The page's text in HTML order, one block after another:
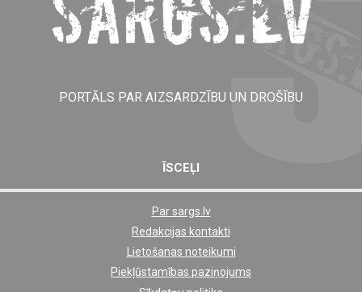
PORTĀLS PAR AIZSARDZĪBU UN DROŠĪBU
ĪSCEĻI
Par sargs.lv
Redakcijas kontakti
Lietošanas noteikumi
Piekļūstamības paziņojums